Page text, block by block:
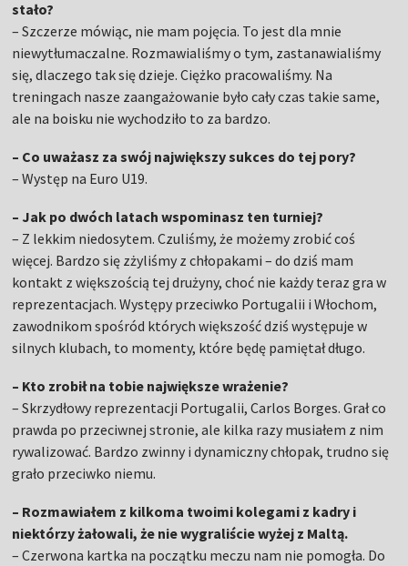
stało?
– Szczerze mówiąc, nie mam pojęcia. To jest dla mnie
niewytłumaczalne. Rozmawialiśmy o tym, zastanawialiśmy
się, dlaczego tak się dzieje. Ciężko pracowaliśmy. Na
treningach nasze zaangażowanie było cały czas takie same,
ale na boisku nie wychodziło to za bardzo.
– Co uważasz za swój największy sukces do tej pory?
– Występ na Euro U19.
– Jak po dwóch latach wspominasz ten turniej?
– Z lekkim niedosytem. Czuliśmy, że możemy zrobić coś
więcej. Bardzo się zżyliśmy z chłopakami – do dziś mam
kontakt z większością tej drużyny, choć nie każdy teraz gra w
reprezentacjach. Występy przeciwko Portugalii i Włochom,
zawodnikom spośród których większość dziś występuje w
silnych klubach, to momenty, które będę pamiętał długo.
– Kto zrobił na tobie największe wrażenie?
– Skrzydłowy reprezentacji Portugalii, Carlos Borges. Grał co
prawda po przeciwnej stronie, ale kilka razy musiałem z nim
rywalizować. Bardzo zwinny i dynamiczny chłopak, trudno się
grało przeciwko niemu.
– Rozmawiałem z kilkoma twoimi kolegami z kadry i
niektórzy żałowali, że nie wygraliście wyżej z Maltą.
– Czerwona kartka na początku meczu nam nie pomogła. Do